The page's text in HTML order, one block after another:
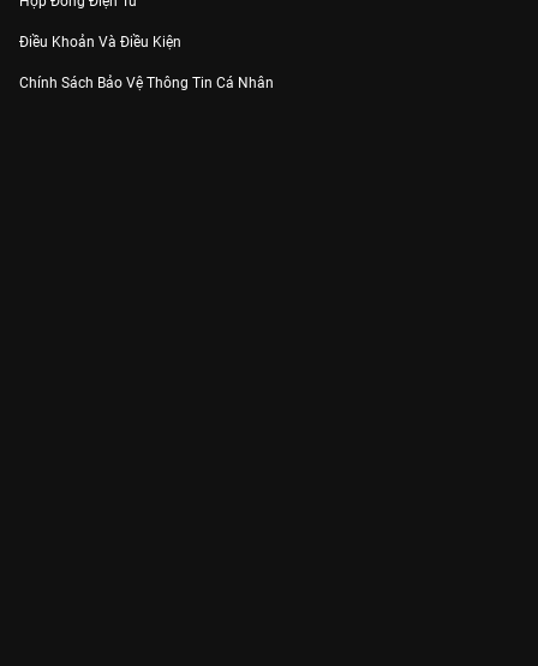
Điều Khoản Và Điều Kiện
Chính Sách Bảo Vệ Thông Tin Cá Nhân